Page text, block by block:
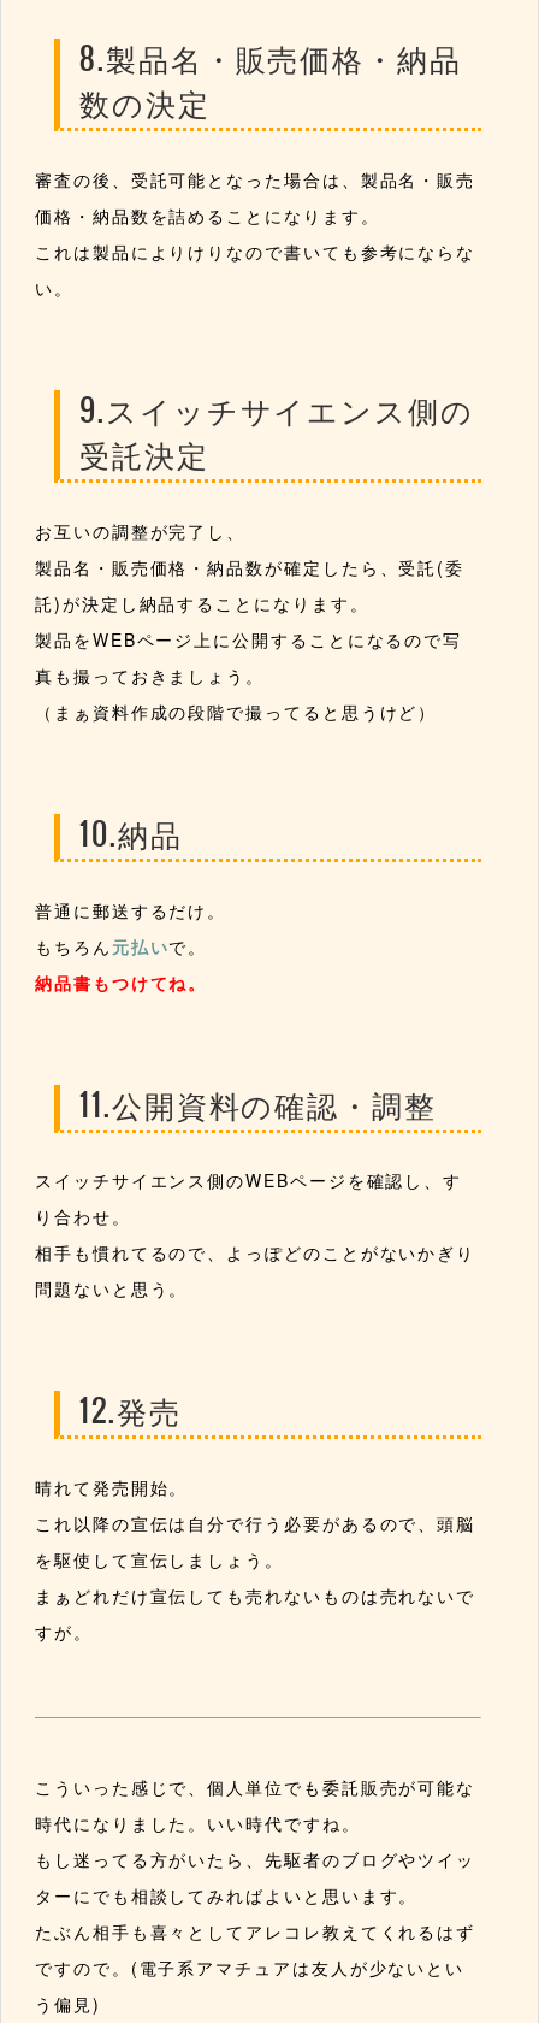
8.製品名・販売価格・納品
数の決定
審査の後、受託可能となった場合は、製品名・販売
価格・納品数を詰めることになります。
これは製品によりけりなので書いても参考にならな
い。
9.スイッチサイエンス側の
受託決定
お互いの調整が完了し、
製品名・販売価格・納品数が確定したら、受託(委
託)が決定し納品することになります。
製品をWEBページ上に公開することになるので写
真も撮っておきましょう。
（まぁ資料作成の段階で撮ってると思うけど）
10.納品
普通に郵送するだけ。
もちろん 元払いで。
納品書もつけてね。
11.公開資料の確認・調整
スイッチサイエンス側のWEBページを確認し、す
り合わせ。
相手も慣れてるので、よっぽどのことがないかぎり
問題ないと思う。
12.発売
晴れて発売開始。
これ以降の宣伝は自分で行う必要があるので、頭脳
を駆使して宣伝しましょう。
まぁどれだけ宣伝しても売れないものは売れないで
すが。
こういった感じで、個人単位でも委託販売が可能な
時代になりました。いい時代ですね。
もし迷ってる方がいたら、先駆者のブログやツイッ
ターにでも相談してみればよいと思います。
たぶん相手も喜々としてアレコレ教えてくれるはず
ですので。(電子系アマチュアは友人が少ないとい
う偏見)